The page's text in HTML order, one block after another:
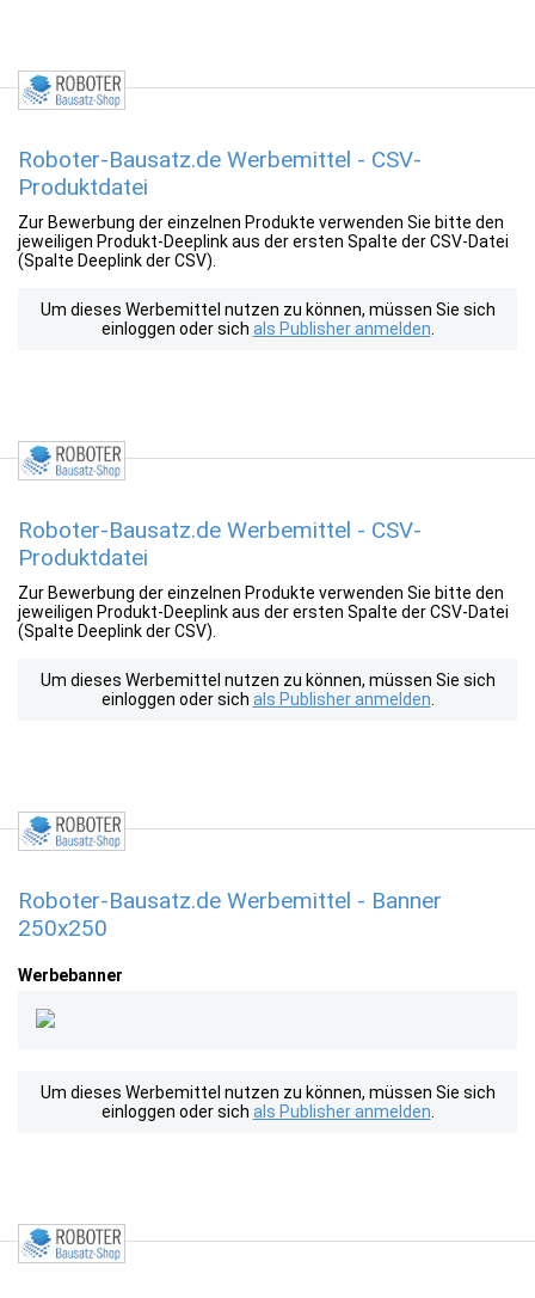
Roboter-Bausatz.de Werbemittel - CSV-
Produktdatei
Zur Bewerbung der einzelnen Produkte verwenden Sie bitte den
jeweiligen Produkt-Deeplink aus der ersten Spalte der CSV-Datei
(Spalte Deeplink der CSV).
Um dieses Werbemittel nutzen zu können, müssen Sie sich
einloggen oder sich als Publisher anmelden
Roboter-Bausatz.de Werbemittel - CSV-
Produktdatei
Zur Bewerbung der einzelnen Produkte verwenden Sie bitte den
jeweiligen Produkt-Deeplink aus der ersten Spalte der CSV-Datei
(Spalte Deeplink der CSV).
Um dieses Werbemittel nutzen zu können, müssen Sie sich
einloggen oder sich als Publisher anmelden
Roboter-Bausatz.de Werbemittel - Banner
250x250
Werbebanner
Um dieses Werbemittel nutzen zu können, müssen Sie sich
einloggen oder sich als Publisher anmelden